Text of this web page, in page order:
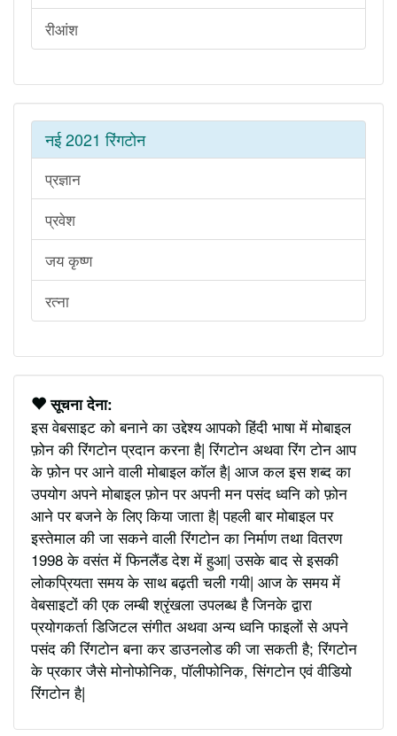
रीआंश
नई 2021 रिंगटोन
प्रज्ञान
प्रवेश
जय कृष्ण
रत्ना
सूचना देना:
इस वेबसाइट को बनाने का उद्देश्य आपको हिंदी भाषा में मोबाइल
फ़ोन की रिंगटोन प्रदान करना है| रिंगटोन अथवा रिंग टोन आप
के फ़ोन पर आने वाली मोबाइल कॉल है| आज कल इस शब्द का
उपयोग अपने मोबाइल फ़ोन पर अपनी मन पसंद ध्वनि को फ़ोन
आने पर बजने के लिए किया जाता है| पहली बार मोबाइल पर
इस्तेमाल की जा सकने वाली रिंगटोन का निर्माण तथा वितरण
1998 के वसंत में फिनलैंड देश में हुआ| उसके बाद से इसकी
लोकप्रियता समय के साथ बढ़ती चली गयी| आज के समय में
वेबसाइटों की एक लम्बी श्रृंखला उपलब्ध है जिनके द्वारा
प्रयोगकर्ता डिजिटल संगीत अथवा अन्य ध्वनि फाइलों से अपने
पसंद की रिंगटोन बना कर डाउनलोड की जा सकती है; रिंगटोन
के प्रकार जैसे मोनोफोनिक, पॉलीफोनिक, सिंगटोन एवं वीडियो
रिंगटोन है|